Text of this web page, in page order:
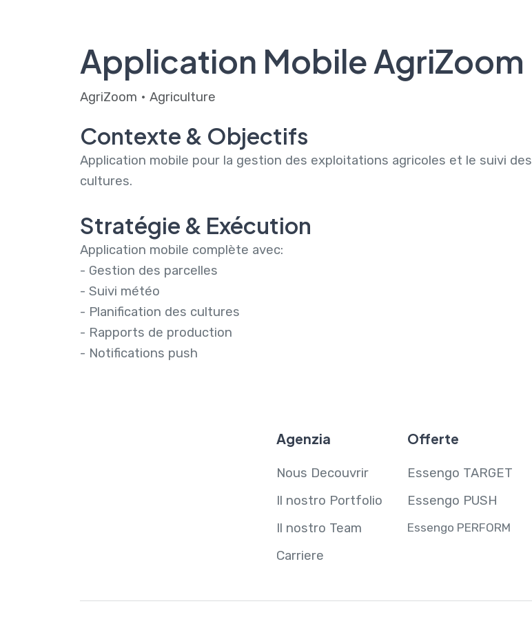
Application Mobile AgriZoom
AgriZoom • Agriculture
Contexte & Objectifs
Application mobile pour la gestion des exploitations agricoles et le suivi des
cultures.
Stratégie & Exécution
Application mobile complète avec:
- Gestion des parcelles
- Suivi météo
- Planification des cultures
- Rapports de production
- Notifications push
Agenzia
Nous Decouvrir
Il nostro Portfolio
Il nostro Team
Carriere
Offerte
Essengo TARGET
Essengo PUSH
Essengo PERFORM